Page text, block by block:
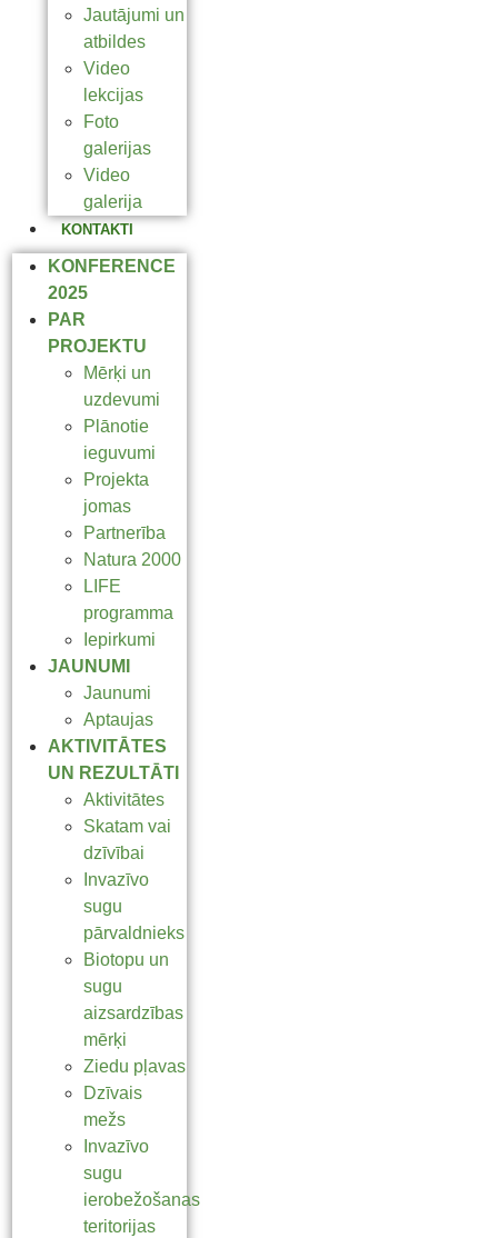
Jautājumi un
atbildes
Video
lekcijas
Foto
galerijas
Video
galerija
KONTAKTI
KONFERENCE
2025
PAR
PROJEKTU
Mērķi un
uzdevumi
Plānotie
ieguvumi
Projekta
jomas
Partnerība
Natura 2000
LIFE
programma
Iepirkumi
JAUNUMI
Jaunumi
Aptaujas
AKTIVITĀTES
UN REZULTĀTI
Aktivitātes
Skatam vai
dzīvībai
Invazīvo
sugu
pārvaldnieks
Biotopu un
sugu
aizsardzības
mērķi
Ziedu pļavas
Dzīvais
mežs
Invazīvo
sugu
ierobežošanas
teritorijas